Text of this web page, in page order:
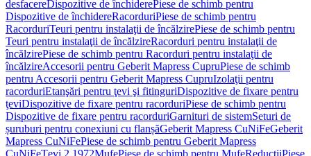
desfacereDispozitive de închiderePiese de schimb pentru
Dispozitive de închidereRacorduriPiese de schimb pentru
RacorduriTeuri pentru instalaţii de încălzirePiese de schimb pentru
Teuri pentru instalaţii de încălzireRacorduri pentru instalaţii de
încălzirePiese de schimb pentru Racorduri pentru instalaţii de
încălzireAccesorii pentru Geberit Mapress CupruPiese de schimb
pentru Accesorii pentru Geberit Mapress CupruIzolaţii pentru
racorduriEtanşări pentru ţevi şi fitinguriDispozitive de fixare pentru
ţeviDispozitive de fixare pentru racorduriPiese de schimb pentru
Dispozitive de fixare pentru racorduriGarnituri de sistemSeturi de
șuruburi pentru conexiuni cu flanșăGeberit Mapress CuNiFeGeberit
Mapress CuNiFePiese de schimb pentru Geberit Mapress
CuNiFeŢevi 2.1972MufePiese de schimb pentru MufeReducţiiPiese